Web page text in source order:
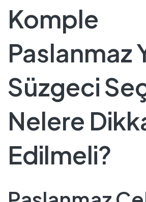
Komple
Paslanmaz
Süzgeci
Nelere
Edilmeli?